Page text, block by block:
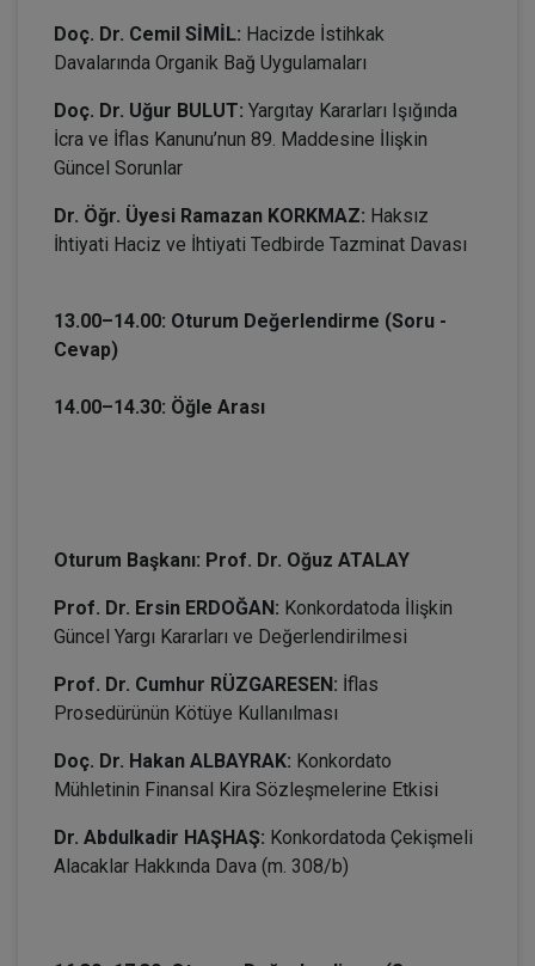
Doç. Dr. Cemil SİMİL: Hacizde İstihkak
Davalarında Organik Bağ Uygulamaları
Doç. Dr. Uğur BULUT: Yargıtay Kararları Işığında
İcra ve İflas Kanunu’nun 89. Maddesine İlişkin
Güncel Sorunlar
Dr. Öğr. Üyesi Ramazan KORKMAZ: Haksız
İhtiyati Haciz ve İhtiyati Tedbirde Tazminat Davası
13.00–14.00: Oturum Değerlendirme (Soru -
Cevap)
14.00–14.30: Öğle Arası
Oturum Başkanı: Prof. Dr. Oğuz ATALAY
Prof. Dr. Ersin ERDOĞAN: Konkordatoda İlişkin
Güncel Yargı Kararları ve Değerlendirilmesi
Prof. Dr. Cumhur RÜZGARESEN: İflas
Prosedürünün Kötüye Kullanılması
Doç. Dr. Hakan ALBAYRAK: Konkordato
Mühletinin Finansal Kira Sözleşmelerine Etkisi
Dr. Abdulkadir HAŞHAŞ: Konkordatoda Çekişmeli
Alacaklar Hakkında Dava (m. 308/b)